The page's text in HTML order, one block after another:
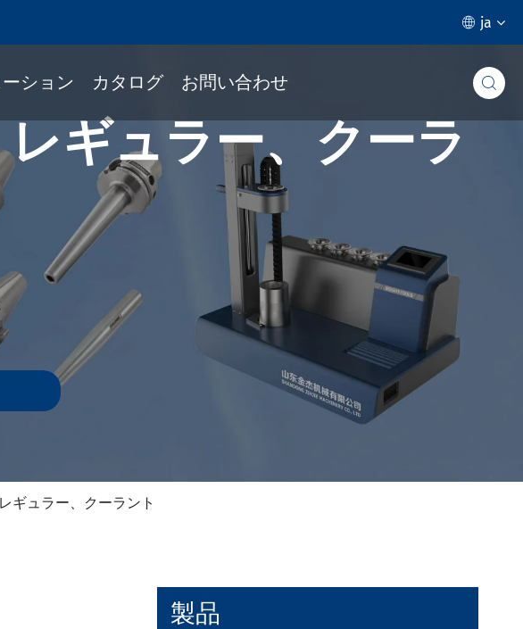
 ja
ション カタログ お問い合わせ 
ギュラー、クーラ
ギュラー、クーラント
製品